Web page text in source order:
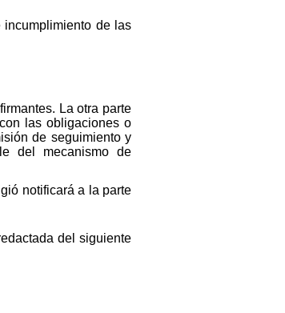
de las
La otra parte
las obligaciones o
de seguimiento y
del mecanismo de
notificará a la parte
del siguiente